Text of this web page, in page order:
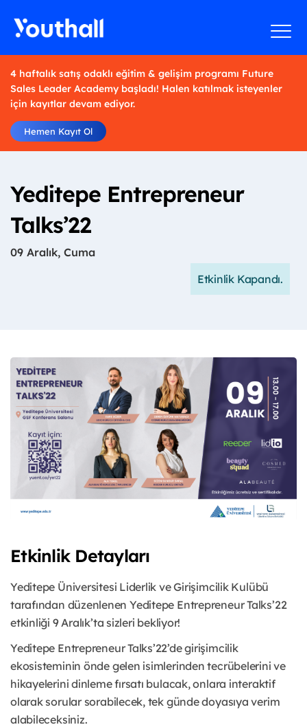
4 haftalık satış odaklı eğitim & gelişim programı Future
Sales Leader Academy başladı! Halen katılmak isteyenler
için kayıtlar devam ediyor.
Hemen Kayıt Ol
Yeditepe Entrepreneur
Talks’22
09 Aralık, Cuma
Etkinlik Kapandı.
Etkinlik Detayları
Yeditepe Üniversitesi Liderlik ve Girişimcilik Kulübü
tarafından düzenlenen Yeditepe Entrepreneur Talks’22
etkinliği 9 Aralık’ta sizleri bekliyor!
Yeditepe Entrepreneur Talks’22’de girişimcilik
ekosisteminin önde gelen isimlerinden tecrübelerini ve
hikayelerini dinleme fırsatı bulacak, onlara interaktif
olarak sorular sorabilecek, tek günde doyasıya verim
alabileceksiniz.